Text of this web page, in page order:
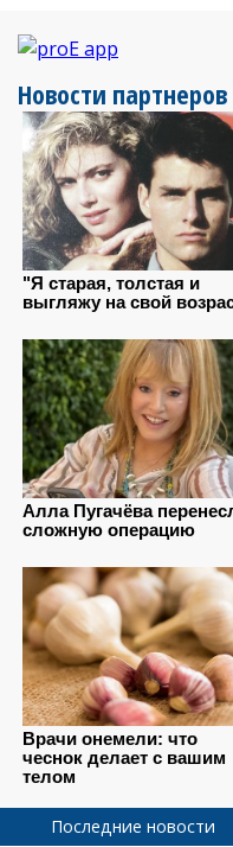
Новости партнеров
Последние новости